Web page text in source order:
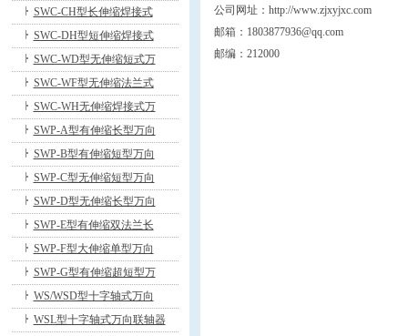
SWC-CH型长伸缩焊接式
SWC-DH型短伸缩焊接式
SWC-WD型无伸缩短式万
SWC-WF型无伸缩法兰式
SWC-WH无伸缩焊接式万
SWP-A型有伸缩长型万向
SWP-B型有伸缩短型万向
SWP-C型无伸缩短型万向
SWP-D型无伸缩长型万向
SWP-E型有伸缩双法兰长
SWP-F型大伸缩单型万向
SWP-G型有伸缩超短型万
WS/WSD型十字轴式万向
WSL型十字轴式万向联轴器
公司网址： http://www.zjxyjxc.com
邮箱： 1803877936@qq.com
邮编：212000